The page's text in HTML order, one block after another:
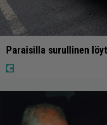
Paraisilla surullinen